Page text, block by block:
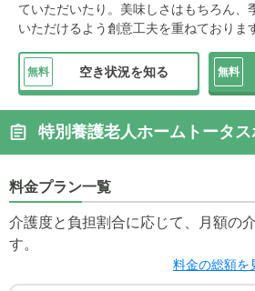
ていただいたり。美味しさはもちろん、
いただけるよう創意工夫を重ねておりま
無料 空き状況を知る 無料
特別養護老人ホームトータ
料金プラン一覧
介護度と負担割合に応じて、月額の
す。
料金の総額を